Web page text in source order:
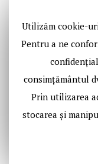
Utilizăm cookie-
Pentru a ne
consimțământul
Prin utilizarea
stocarea și
Copyright